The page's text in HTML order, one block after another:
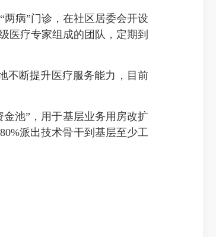
病”门诊，在社区居委会开设
医疗专家组成的团队，定期到
不断提升医疗服务能力，目前
池”，用于基层业务用房改扩
派出技术骨干到基层至少工